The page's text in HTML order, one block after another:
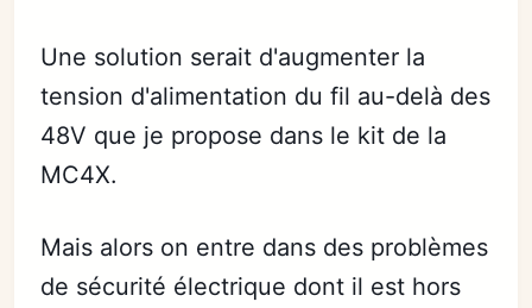
Une solution serait d'augmenter la
tension d'alimentation du fil au-delà des
48V que je propose dans le kit de la
MC4X.
Mais alors on entre dans des problèmes
de sécurité électrique dont il est hors